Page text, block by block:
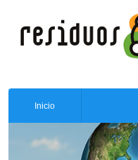
Inicio